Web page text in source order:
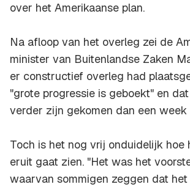
over het Amerikaanse plan.
Na afloop van het overleg zei de
minister van Buitenlandse Zaken
er constructief overleg had
"grote progressie is geboekt" en
verder zijn gekomen dan een week
Toch is het nog vrij onduidelijk hoe
eruit gaat zien. "Het was het
waarvan sommigen zeggen dat